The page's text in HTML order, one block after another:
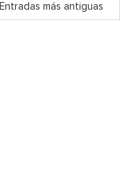
Entradas más antiguas